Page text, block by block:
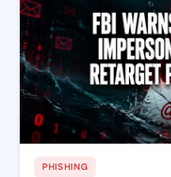
PHISHING